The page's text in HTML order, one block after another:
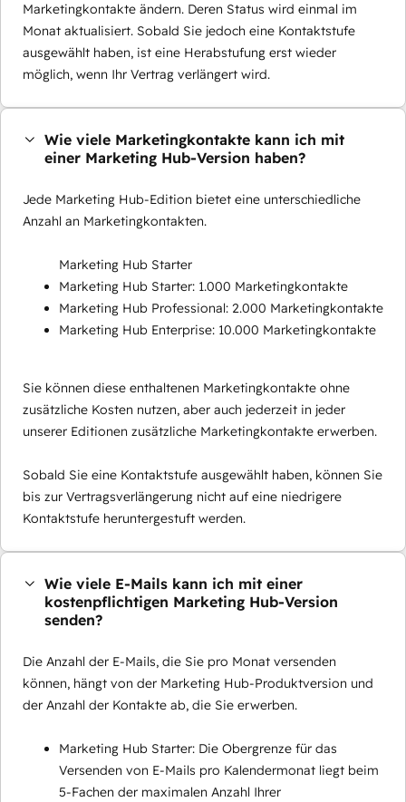
Marketingkontakte ändern. Deren Status wird einmal im
Monat aktualisiert. Sobald Sie jedoch eine Kontaktstufe
ausgewählt haben, ist eine Herabstufung erst wieder
möglich, wenn Ihr Vertrag verlängert wird.
Wie viele Marketingkontakte kann ich mit
einer Marketing Hub-Version haben?
Jede Marketing Hub-Edition bietet eine unterschiedliche
Anzahl an Marketingkontakten.
Marketing Hub Starter
Marketing Hub Starter: 1.000 Marketingkontakte
Marketing Hub Professional: 2.000 Marketingkontakte
Marketing Hub Enterprise: 10.000 Marketingkontakte
Sie können diese enthaltenen Marketingkontakte ohne
zusätzliche Kosten nutzen, aber auch jederzeit in jeder
unserer Editionen zusätzliche Marketingkontakte erwerben.
Sobald Sie eine Kontaktstufe ausgewählt haben, können Sie
bis zur Vertragsverlängerung nicht auf eine niedrigere
Kontaktstufe heruntergestuft werden.
Wie viele E-Mails kann ich mit einer
kostenpflichtigen Marketing Hub-Version
senden?
Die Anzahl der E-Mails, die Sie pro Monat versenden
können, hängt von der Marketing Hub-Produktversion und
der Anzahl der Kontakte ab, die Sie erwerben.
Marketing Hub Starter: Die Obergrenze für das
Versenden von E-Mails pro Kalendermonat liegt beim
5-Fachen der maximalen Anzahl Ihrer